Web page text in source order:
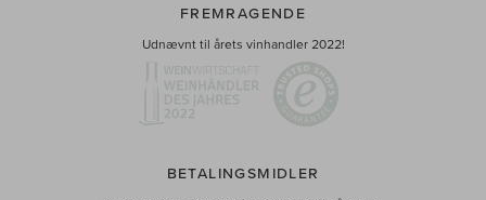
FREMRAGENDE
Udnævnt til årets vinhandler 2022!
BETALINGSMIDLER